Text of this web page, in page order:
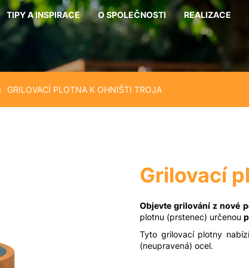
TIPY A INSPIRACE O SPOLEČNOSTI REALIZACE
GRILOVACÍ PLOTNA K OHNIŠTI TROJA
Grilovací
Objevte grilování z nové
plotnu (prstenec) určenou
Tyto grilovací plotny
(neupravená) ocel.
Co potřebujete najít?
Hledat